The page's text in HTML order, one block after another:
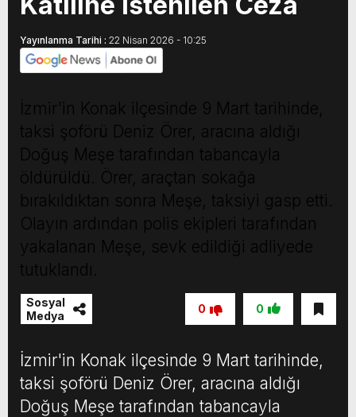
Yayınlanma Tarihi : 22 Nisan 2026 - 10:25
İzmir'in Konak ilçesinde 9 Mart tarihinde,
taksi şoförü Deniz Örer, aracına aldığı
Doğuş Meşe tarafından tabancayla
öldürüldü. Örer, araçtan sokağa
bırakıldıktan sonra Meşe, taksiyi gasp etti.
Olayın ardından polis ekipleri tarafından
yakalanan Meşe, sevk edildiği adliyede
tutuklandı.
Sosyal
Medya
0
0
İzmir'in Konak ilçesinde 9 Mart tarihinde,
taksi şoförü Deniz Örer, aracına aldığı
Doğuş Meşe tarafından tabancayla